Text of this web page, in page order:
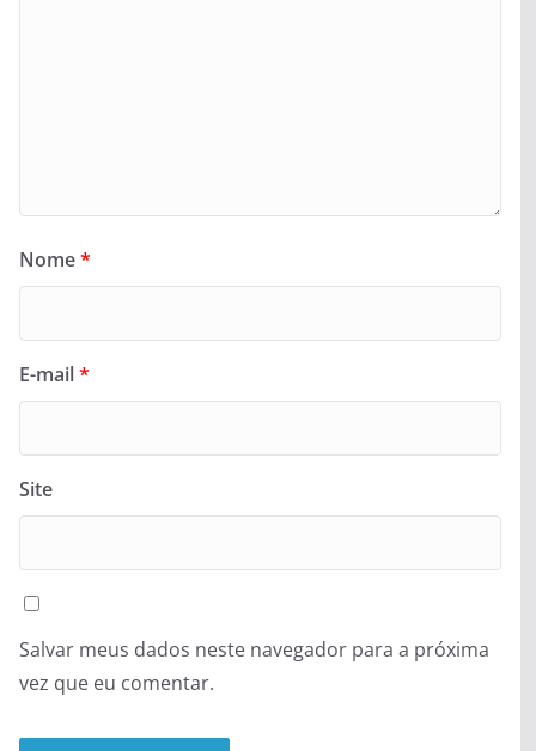
Nome*
E-mail*
Site
Salvar meus dados neste navegador para a próxima
vez que eu comentar.